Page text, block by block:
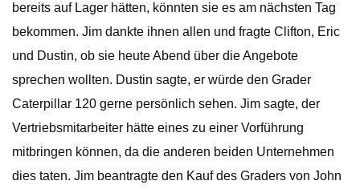
bereits auf Lager hätten, könnten sie es am nächsten Tag
bekommen. Jim dankte ihnen allen und fragte Clifton, Eric
und Dustin, ob sie heute Abend über die Angebote
sprechen wollten. Dustin sagte, er würde den Grader
Caterpillar 120 gerne persönlich sehen. Jim sagte, der
Vertriebsmitarbeiter hätte eines zu einer Vorführung
mitbringen können, da die anderen beiden Unternehmen
dies taten. Jim beantragte den Kauf des Graders von John